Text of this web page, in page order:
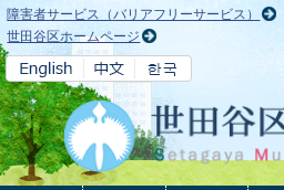
本文へ
障害者サービス（バリアフリーサービス）
世田谷区ホームページ